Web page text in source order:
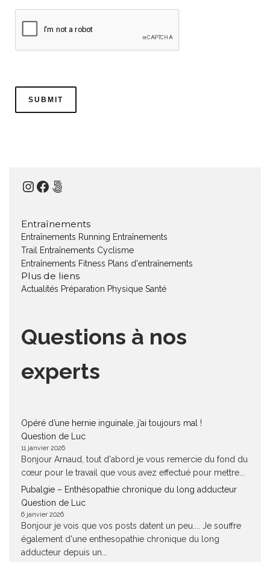
Instagram
Facebook
500px
Entraînements
Entraînements Running Entraînements
Trail
Entraînements Cyclisme
Entraînements Fitness Plans d'entraînements
Plus de liens
Actualités Préparation Physique Santé
Questions à nos
experts
Opéré d’une hernie inguinale, j’ai toujours mal !
Question de Luc
11 janvier 2026
Bonjour Arnaud, tout d'abord je vous remercie du fond du
cœur pour le travail que vous avez effectué pour mettre...
Pubalgie – Enthésopathie chronique du long adducteur
Question de Luc
6 janvier 2026
Bonjour je vois que vos posts datent un peu.... Je souffre
également d'une enthesopathie chronique du long
adducteur depuis un...